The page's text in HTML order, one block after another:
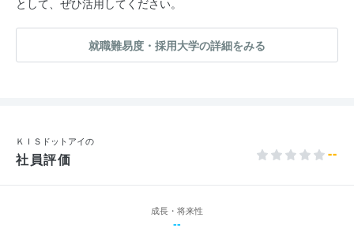
就職難易度・採用大学の詳細をみる
ＫＩＳドットアイの
社員評価 --
成長・将来性
--